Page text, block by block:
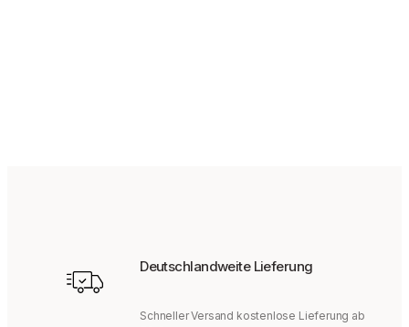
Deutschlandweite Lieferung
Schneller Versand kostenlose Lieferung ab